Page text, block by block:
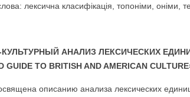
лексична класифікація, топоніми, оніми,
АНАЛИЗ ЛЕКСИЧЕСКИХ
GUIDETO BRITISHANDAMERICANCULTURE
описанию анализа лексических